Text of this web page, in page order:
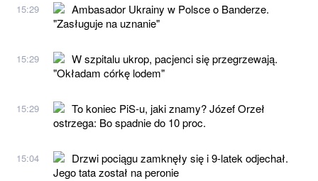
15:29
Ambasador Ukrainy w Polsce o Banderze.
"Zasługuje na uznanie"
15:29
W szpitalu ukrop, pacjenci się przegrzewają.
"Okładam córkę lodem"
15:29
To koniec PiS-u, jaki znamy? Józef Orzeł
ostrzega: Bo spadnie do 10 proc.
15:04
Drzwi pociągu zamknęły się i 9-latek odjechał.
Jego tata został na peronie